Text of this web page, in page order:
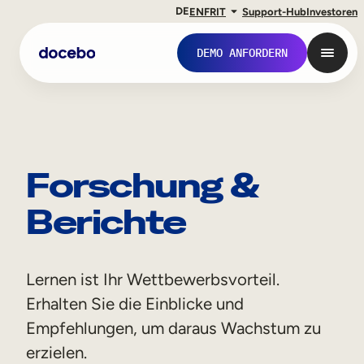
DEENFRIT Support-HubInvestoren
DEMO ANFORDERN
Onboarding von Mitarbeitern
Mitarbeiterausbildung
Forschung &
Berichte
Lernen ist Ihr Wettbewerbsvorteil.
Erhalten Sie die Einblicke und
Empfehlungen, um daraus Wachstum zu
erzielen.